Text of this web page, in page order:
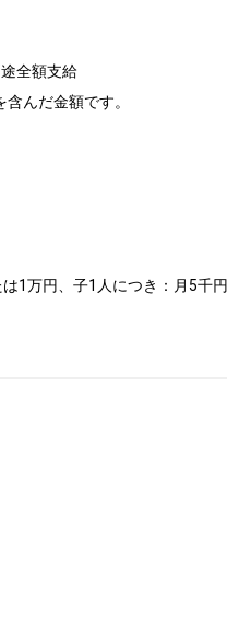
全額支給
んだ金額です。
1万円、子1人につき：月5千円